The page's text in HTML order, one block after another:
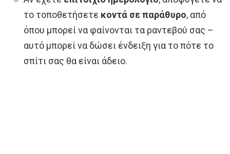
το τοποθετήσετε κοντά σε παράθυρο, από
όπου μπορεί να φαίνονται τα ραντεβού σας –
αυτό μπορεί να δώσει ένδειξη για το πότε το
σπίτι σας θα είναι άδειο.